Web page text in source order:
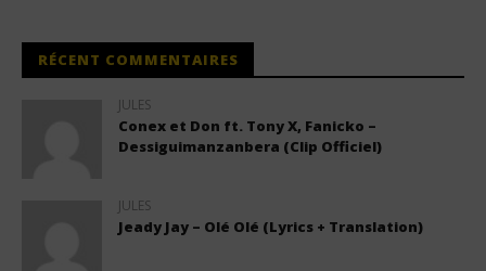
RÉCENT COMMENTAIRES
JULES
Conex et Don ft. Tony X, Fanicko –
Dessiguimanzanbera (Clip Officiel)
JULES
Jeady Jay – Olé Olé (Lyrics + Translation)